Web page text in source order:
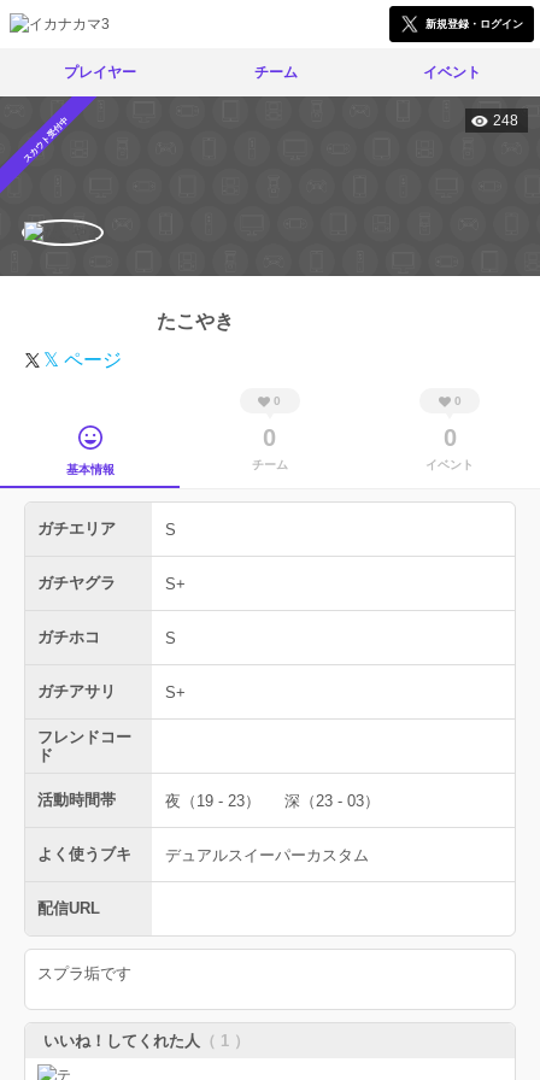
新規登録・ログイン
プレイヤー チーム イベント
スカウト受付中 248
たこやき
𝕏 ページ
基本情報
0
0
チーム
0
0
イベント
ガチエリア S
ガチヤグラ S+
ガチホコ S
ガチアサリ S+
フレンドコー
ド
活動時間帯 夜（19 - 23） 深（23 - 03）
よく使うブキ デュアルスイーパーカスタム
配信URL
スプラ垢です
いいね！してくれた人 （ 1 ）